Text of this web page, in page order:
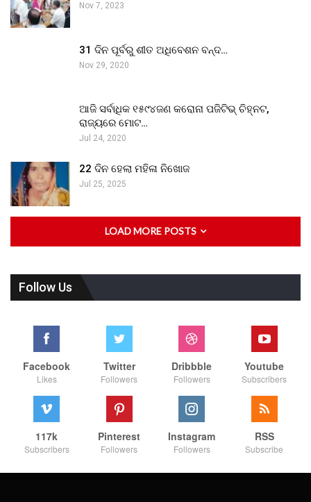
Nov 7, 2023
31 ଦିନ ପୂର୍ବରୁ ଶୀତ ଅଧିବେଶନ ବନ୍ଦ…
Nov 29, 2020
ଆଜି ସର୍ବାଧିକ ୧୫୯୪ଜଣ କରୋନା ପଜିଟିଭ୍ ଚିହ୍ନଟ,
ରାଜ୍ୟରେ ମୋଟ…
Jul 24, 2020
22 ଦିନ ହେଲା ମହିଳା ନିଖୋଜ
Jul 25, 2025
LOAD MORE POSTS
Follow Us
Facebook
Likes
Twitter
Followers
Dribbble
Followers
Youtube
Subscribers
117k
Subscribers
Pinterest
Followers
Instagram
Followers
RSS
Subscribe